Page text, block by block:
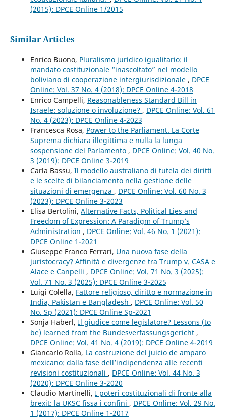
(2015): DPCE Online 1/2015
Similar Articles
Enrico Buono, Pluralismo jurídico igualitario: il
mandato costituzionale “inascoltato” nel modello
boliviano di cooperazione intergiurisdizionale , DPCE
Online: Vol. 37 No. 4 (2018): DPCE Online 4-2018
Enrico Campelli, Reasonableness Standard Bill in
Israele: soluzione o involuzione? , DPCE Online: Vol. 61
No. 4 (2023): DPCE Online 4-2023
Francesca Rosa, Power to the Parliament. La Corte
Suprema dichiara illegittima e nulla la lunga
sospensione del Parlamento , DPCE Online: Vol. 40 No.
3 (2019): DPCE Online 3-2019
Carla Bassu, Il modello australiano di tutela dei diritti
e le scelte di bilanciamento nella gestione delle
situazioni di emergenza , DPCE Online: Vol. 60 No. 3
(2023): DPCE Online 3-2023
Elisa Bertolini, Alternative Facts, Political Lies and
Freedom of Expression: A Paradigm of Trump’s
Administration , DPCE Online: Vol. 46 No. 1 (2021):
DPCE Online 1-2021
Giuseppe Franco Ferrari, Una nuova fase della
juristocracy? Affinità e divergenze tra Trump v. CASA e
Alace e Canpelli , DPCE Online: Vol. 71 No. 3 (2025):
Vol. 71 No. 3 (2025): DPCE Online 3-2025
Luigi Colella, Fattore religioso, diritto e normazione in
India, Pakistan e Bangladesh , DPCE Online: Vol. 50
No. Sp (2021): DPCE Online Sp-2021
Sonja Haberl, Il giudice come legislatore? Lessons (to
be) learned from the Bundesverfassungsgericht ,
DPCE Online: Vol. 41 No. 4 (2019): DPCE Online 4-2019
Giancarlo Rolla, La costruzione del juicio de amparo
mexicano: dalla fase dell’indipendenza alle recenti
revisioni costituzionali , DPCE Online: Vol. 44 No. 3
(2020): DPCE Online 3-2020
Claudio Martinelli, I poteri costituzionali di fronte alla
brexit: la UKSC fissa i confini , DPCE Online: Vol. 29 No.
1 (2017): DPCE Online 1-2017